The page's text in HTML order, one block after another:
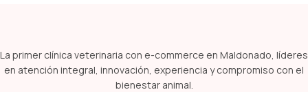
La primer clínica veterinaria con e-commerce en Maldonado, líderes
en atención integral, innovación, experiencia y compromiso con el
bienestar animal.